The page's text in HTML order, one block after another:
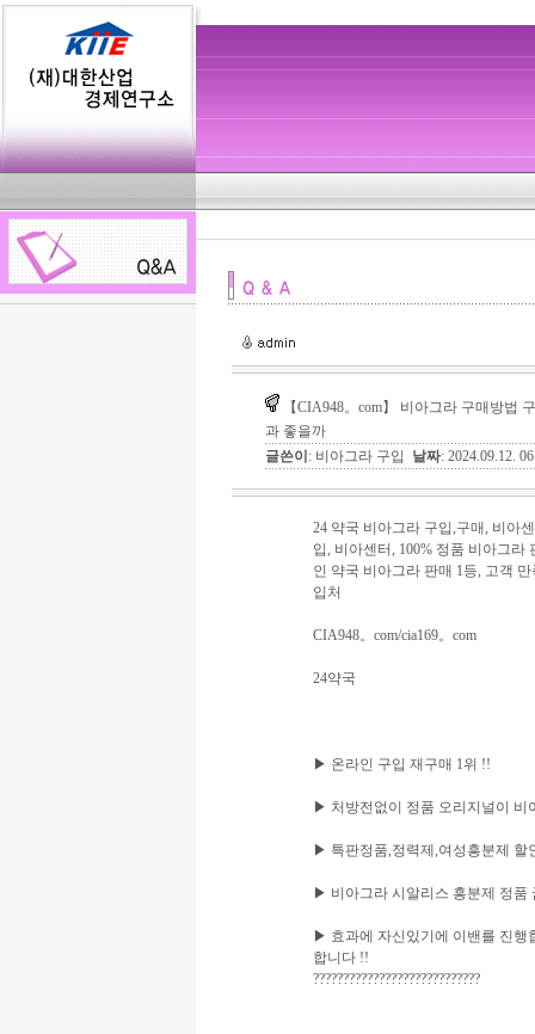
【CIA948。com】 비아그라 구매방법
과 좋을까
글쓴이 : 비아그라 구입 날짜: 2024.09.12.
24 약국 비아그라 구입,구매, 비아
입, 비아센터, 100% 정품 비아그
인 약국 비아그라 판매 1등, 고객
입처
CIA948。com/cia169。com
24약국
▶ 온라인 구입 재구매 1위 !!
▶ 처방전없이 정품 오리지널이 비
▶ 특판정품,정력제,여성흥분제 할
▶ 비아그라 시알리스 흥분제 정품
▶ 효과에 자신있기에 이밴를 진행
합니다 !!
????????????????????????????